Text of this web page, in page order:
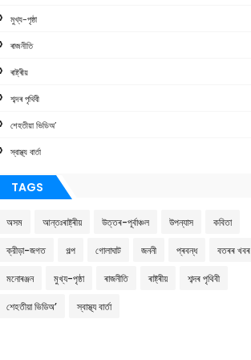
মুখ্য-পৃষ্ঠা
ৰাজনীতি
ৰাষ্ট্ৰীয়
শব্দৰ পৃথিবী
শেহতীয়া ভিডিঅ’
স্বাস্থ্য বাৰ্তা
TAGS
অসম আন্তঃৰাষ্ট্ৰীয় উত্তৰ-পূৰ্বাঞ্চল উপন্যাস কবিতা
ক্রীড়া-জগত গল্প গোলাঘাট জননী প্ৰবন্ধ বতৰৰ খবৰ
মনোৰঞ্জন মুখ্য-পৃষ্ঠা ৰাজনীতি ৰাষ্ট্ৰীয় শব্দৰ পৃথিবী
শেহতীয়া ভিডিঅ’ স্বাস্থ্য বাৰ্তা